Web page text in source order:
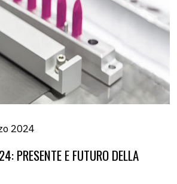
2024
PRESENTE E FUTURO DELLA